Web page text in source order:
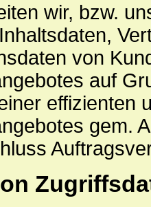
wir, bzw.
von
auf
effizienten
gem.